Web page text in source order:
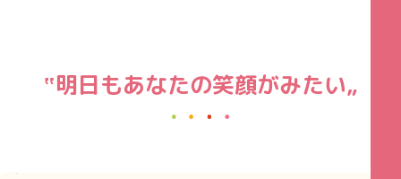
‟明日もあなたの笑顔がみたい„